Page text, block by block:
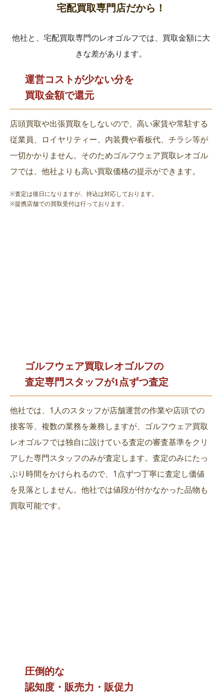
宅配買取専門店だから！
他社と、宅配買取専門のレオゴルフでは、買取金額に大
きな差があります。
運営コストが少ない分を
買取金額で還元
店頭買取や出張買取をしないので、高い家賃や常駐する
従業員、ロイヤリティー、内装費や看板代、チラシ等が
一切かかりません。そのためゴルフウェア買取レオゴル
フでは、他社よりも高い買取価格の提示ができます。
※査定は後日になりますが、持込は対応しております。
※提携店舗での買取受付は行っております。
ゴルフウェア買取レオゴルフの
査定専門スタッフが1点ずつ査定
他社では、1人のスタッフが店舗運営の作業や店頭での
接客等、複数の業務を兼務しますが、ゴルフウェア買取
レオゴルフでは独自に設けている査定の審査基準をクリ
アした専門スタッフのみが査定します。査定のみにたっ
ぷり時間をかけられるので、1点ずつ丁寧に査定し価値
を見落としません。他社では値段が付かなかった品物も
買取可能です。
圧倒的な
認知度・販売力・販促力